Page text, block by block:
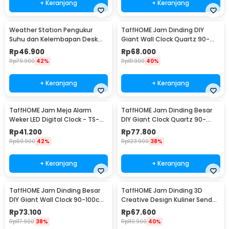
+ Keranjang + Keranjang
Weather Station Pengukur
Suhu dan Kelembapan Desk
Jam Alarm - 3210
Rp46.900
Rp79.900 42%
+ Keranjang
TaffHOME Jam Dinding DIY
Giant Wall Clock Quartz 90-
100cm - DIY-105
Rp68.000
Rp111.900 40%
+ Keranjang
TaffHOME Jam Meja Alarm
Weker LED Digital Clock - TS-
S60-W
Rp41.200
Rp69.900 42%
+ Keranjang
TaffHOME Jam Dinding Besar
DIY Giant Clock Quartz 90-
100cm - DIY-106
Rp77.800
Rp123.900 38%
+ Keranjang
TaffHOME Jam Dinding Besar
DIY Giant Wall Clock 90-100cm
- DIY-104
Rp73.100
Rp117.900 38%
TaffHOME Jam Dinding 3D
Creative Design Kuliner Sendok
Garpu 30.5cm - T6806
Rp67.600
Rp110.900 40%